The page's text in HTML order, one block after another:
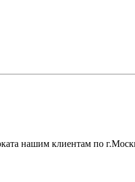
нашим клиентам по